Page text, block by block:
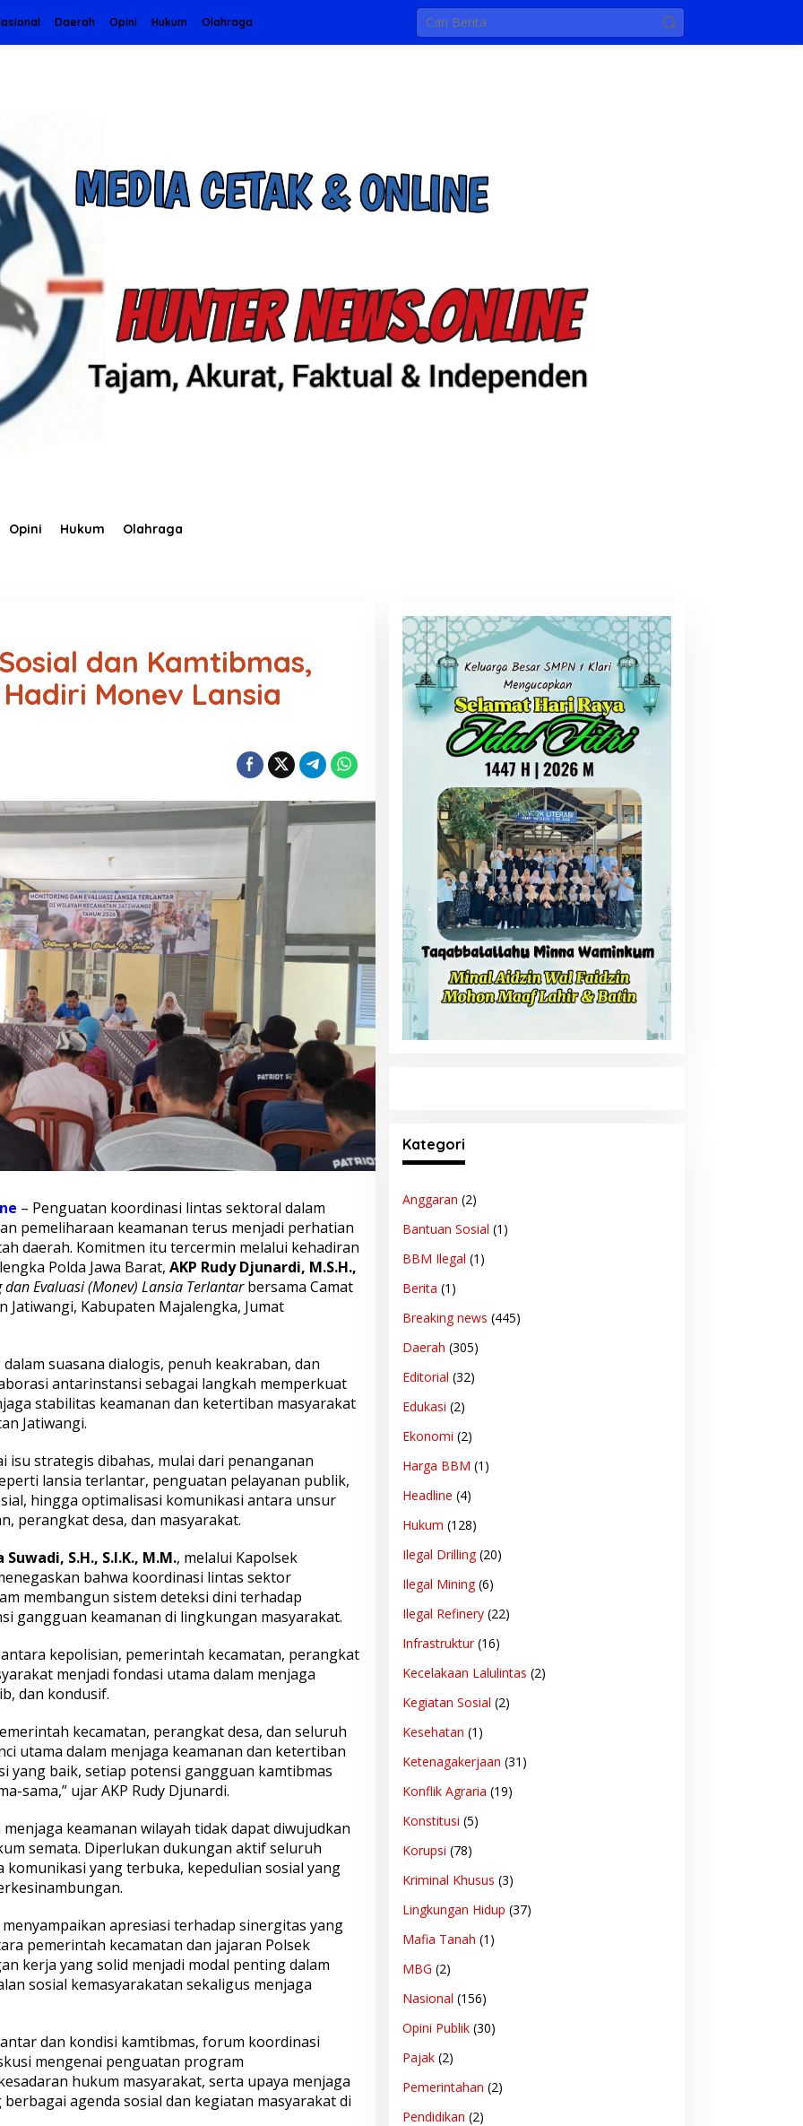
Daerah Opini Hukum Olahraga
Opini Hukum Olahraga
dan Kamtibmas,
Monev Lansia
– Penguatan koordinasi lintas sektoral dalam
pemeliharaan keamanan terus menjadi perhatian
daerah. Komitmen itu tercermin melalui kehadiran
Polda Jawa Barat, AKP Rudy Djunardi, M.S.H.,
Evaluasi (Monev) Lansia Terlantarbersama Camat
Jatiwangi, Kabupaten Majalengka, Jumat
suasana dialogis, penuh keakraban, dan
antarinstansi sebagai langkah memperkuat
stabilitas keamanan dan ketertiban masyarakat
Jatiwangi.
isu strategis dibahas, mulai dari penanganan
lansia terlantar, penguatan pelayanan publik,
hingga optimalisasi komunikasi antara unsur
perangkat desa, dan masyarakat.
Suwadi, S.H., S.I.K., M.M., melalui Kapolsek
bahwa koordinasi lintas sektor
membangun sistem deteksi dini terhadap
gangguan keamanan di lingkungan masyarakat.
kepolisian, pemerintah kecamatan, perangkat
menjadi fondasi utama dalam menjaga
dan kondusif.
kecamatan, perangkat desa, dan seluruh
utama dalam menjaga keamanan dan ketertiban
yang baik, setiap potensi gangguan kamtibmas
sama,” ujar AKP Rudy Djunardi.
keamanan wilayah tidak dapat diwujudkan
semata. Diperlukan dukungan aktif seluruh
komunikasi yang terbuka, kepedulian sosial yang
apresiasi terhadap sinergitas yang
pemerintah kecamatan dan jajaran Polsek
kerja yang solid menjadi modal penting dalam
sosial kemasyarakatan sekaligus menjaga
dan kondisi kamtibmas, forum koordinasi
mengenai penguatan program
hukum masyarakat, serta upaya menjaga
agenda sosial dan kegiatan masyarakat di
Kategori
Anggaran (2)
Bantuan Sosial (1)
BBM Ilegal (1)
Berita (1)
Breaking news (445)
Daerah (305)
Editorial (32)
Edukasi (2)
Ekonomi (2)
Harga BBM (1)
Headline (4)
Hukum (128)
Ilegal Drilling(20)
Ilegal Mining(6)
Ilegal Refinery(22)
Infrastruktur(16)
Kecelakaan Lalulintas (2)
Kegiatan Sosial (2)
Kesehatan (1)
Ketenagakerjaan (31)
Konflik Agraria (19)
Konstitusi (5)
Korupsi (78)
Kriminal Khusus (3)
Lingkungan Hidup (37)
Mafia Tanah (1)
MBG (2)
Nasional (156)
Opini Publik(30)
Pajak(2)
Pemerintahan (2)
Pendidikan (2)